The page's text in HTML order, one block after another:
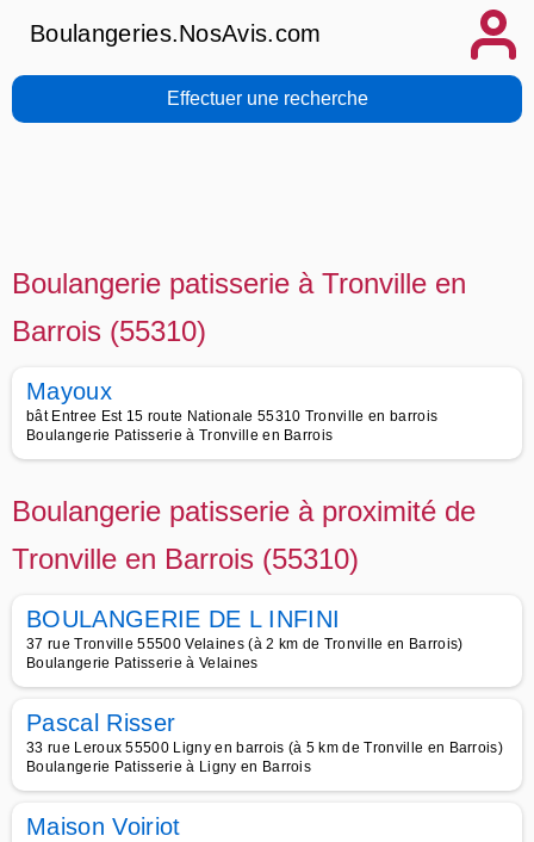
Boulangeries.NosAvis.com
Effectuer une recherche
Boulangerie patisserie à Tronville en
Barrois (55310)
Mayoux
bât Entree Est 15 route Nationale 55310 Tronville en barrois
Boulangerie Patisserie à Tronville en Barrois
Boulangerie patisserie à proximité de
Tronville en Barrois (55310)
BOULANGERIE DE L INFINI
37 rue Tronville 55500 Velaines (à 2 km de Tronville en Barrois)
Boulangerie Patisserie à Velaines
Pascal Risser
33 rue Leroux 55500 Ligny en barrois (à 5 km de Tronville en Barrois)
Boulangerie Patisserie à Ligny en Barrois
Maison Voiriot